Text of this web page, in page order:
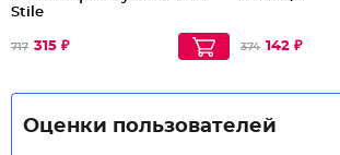
Stile
717 315 ₽ 374 142 ₽
Оценки пользователей